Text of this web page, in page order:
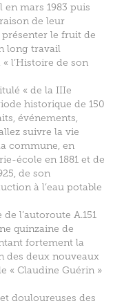
mars 1983 puis
de leur
le fruit de
long travail
l’Histoire de son
« de la IIIe
historique de 150
événements,
suivre la vie
commune, en
école en 1881 et de
de son
à l’eau potable
l’autoroute A.151
quinzaine de
fortement la
des deux nouveaux
« Claudine Guérin »
douloureuses des